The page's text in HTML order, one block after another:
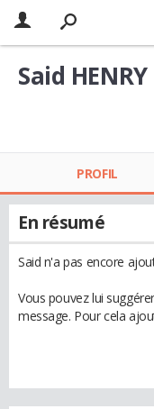
Said HENRY
PROFIL
En résumé
Said n'a pas encore
Vous pouvez lui
message. Pour cela